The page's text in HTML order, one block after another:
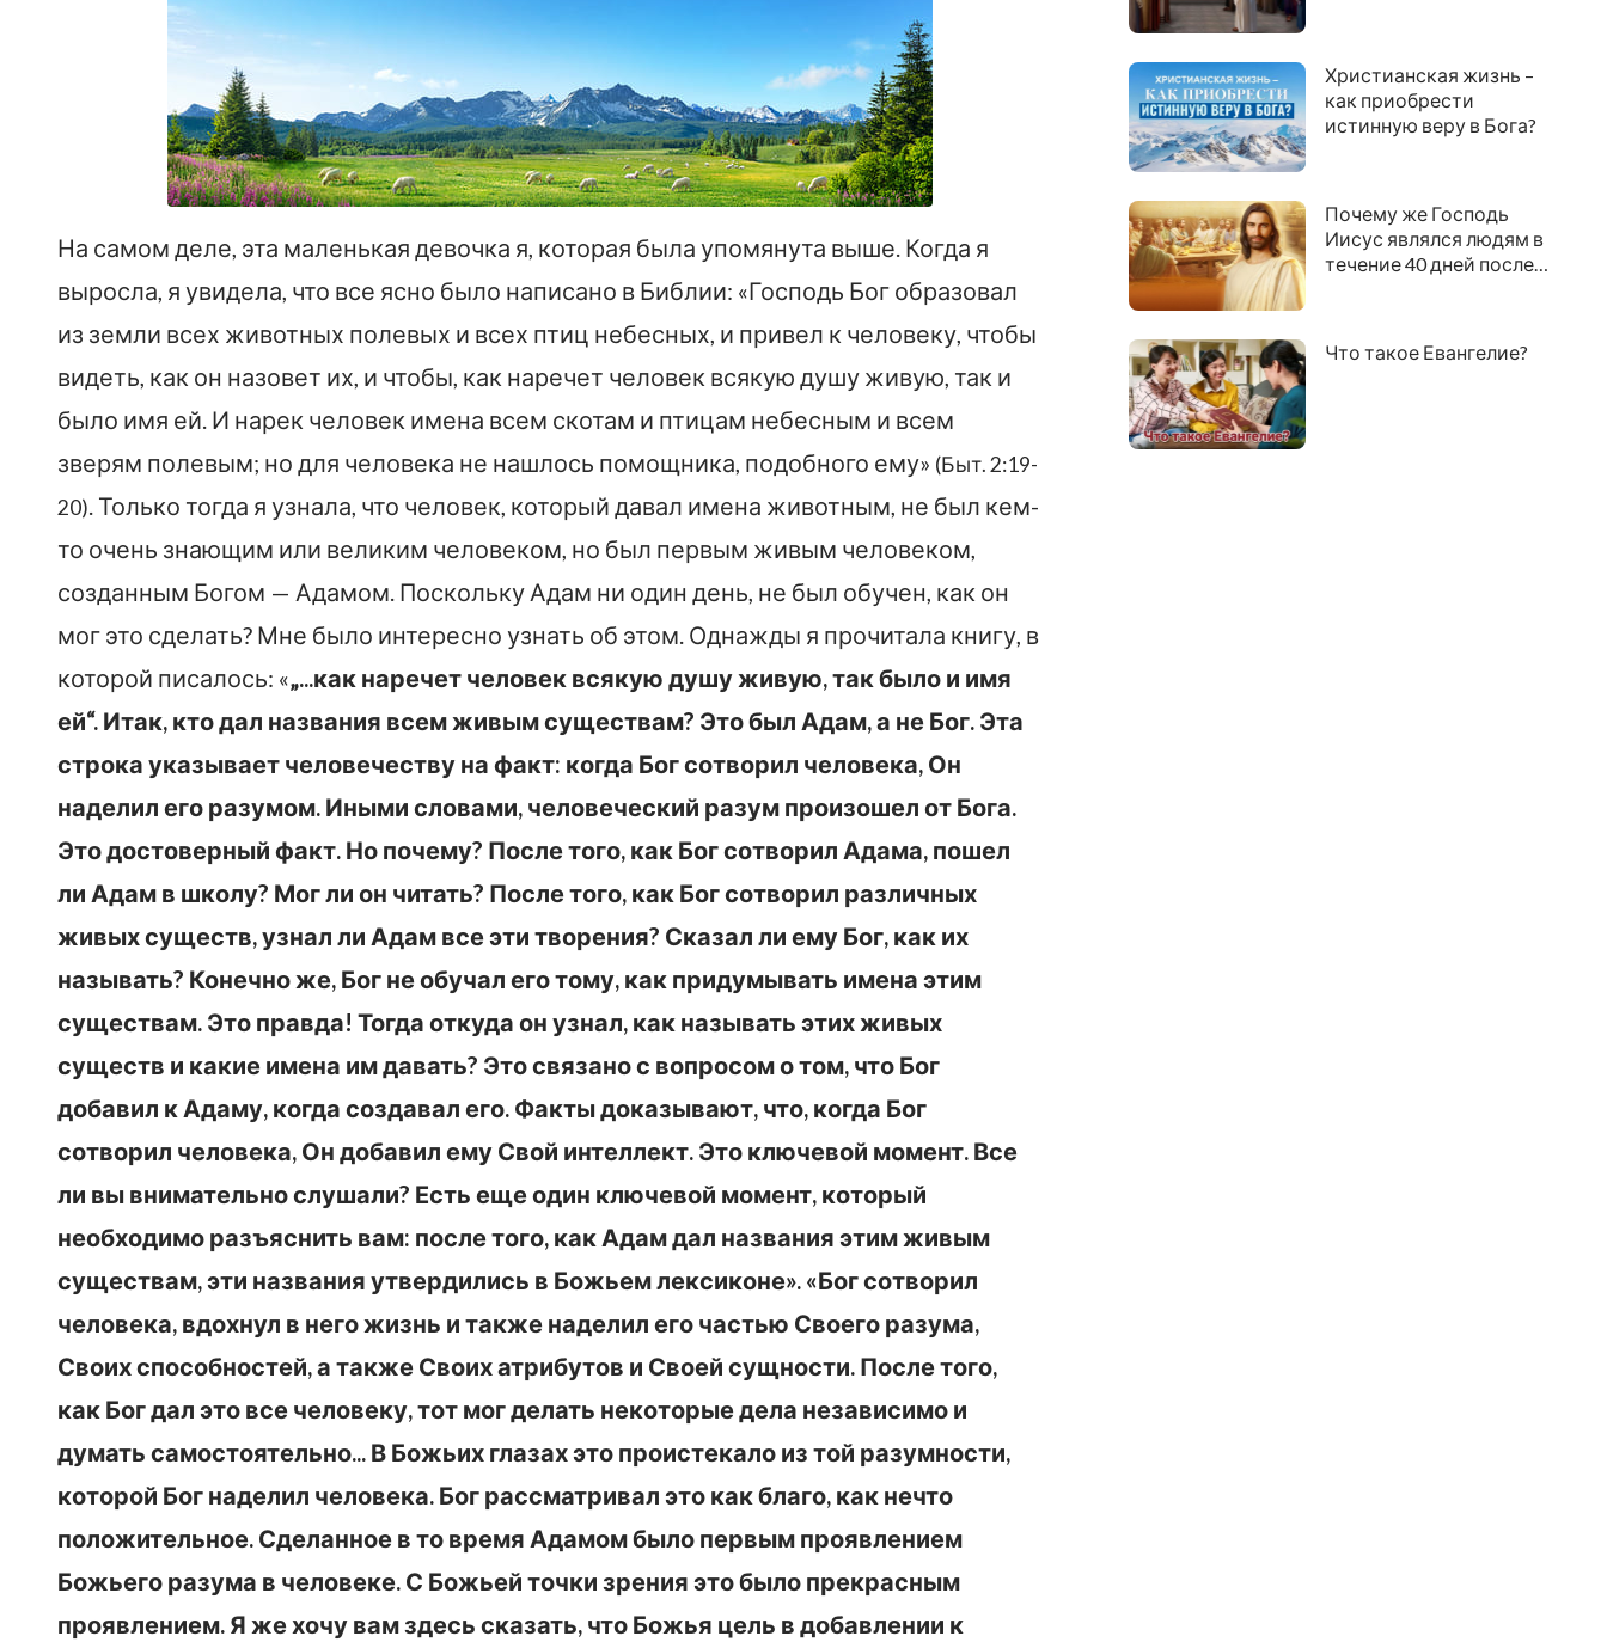
На самом деле, эта маленькая девочка я, которая была упомянута выше. Когда я
выросла, я увидела, что все ясно было написано в Библии: «Господь Бог образовал
из земли всех животных полевых и всех птиц небесных, и привел к человеку, чтобы
видеть, как он назовет их, и чтобы, как наречет человек всякую душу живую, так и
было имя ей. И нарек человек имена всем скотам и птицам небесным и всем
зверям полевым; но для человека не нашлось помощника, подобного ему» (Быт. 2:19-
20). Только тогда я узнала, что человек, который давал имена животным, не был кем-
то очень знающим или великим человеком, но был первым живым человеком,
созданным Богом — Адамом. Поскольку Адам ни один день, не был обучен, как он
мог это сделать? Мне было интересно узнать об этом. Однажды я прочитала книгу, в
которой писалось: «„...как наречет человек всякую душу живую, так было и имя
ей“. Итак, кто дал названия всем живым существам? Это был Адам, а не Бог. Эта
строка указывает человечеству на факт: когда Бог сотворил человека, Он
наделил его разумом. Иными словами, человеческий разум произошел от Бога.
Это достоверный факт. Но почему? После того, как Бог сотворил Адама, пошел
ли Адам в школу? Мог ли он читать? После того, как Бог сотворил различных
живых существ, узнал ли Адам все эти творения? Сказал ли ему Бог, как их
называть? Конечно же, Бог не обучал его тому, как придумывать имена этим
существам. Это правда! Тогда откуда он узнал, как называть этих живых
существ и какие имена им давать? Это связано с вопросом о том, что Бог
добавил к Адаму, когда создавал его. Факты доказывают, что, когда Бог
сотворил человека, Он добавил ему Свой интеллект. Это ключевой момент. Все
ли вы внимательно слушали? Есть еще один ключевой момент, который
необходимо разъяснить вам: после того, как Адам дал названия этим живым
существам, эти названия утвердились в Божьем лексиконе». «Бог сотворил
человека, вдохнул в него жизнь и также наделил его частью Своего разума,
Своих способностей, а также Своих атрибутов и Своей сущности. После того,
как Бог дал это все человеку, тот мог делать некоторые дела независимо и
думать самостоятельно... В Божьих глазах это проистекало из той разумности,
которой Бог наделил человека. Бог рассматривал это как благо, как нечто
положительное. Сделанное в то время Адамом было первым проявлением
Божьего разума в человеке. С Божьей точки зрения это было прекрасным
проявлением. Я же хочу вам здесь сказать, что Божья цель в добавлении к
Христианская жизнь –
как приобрести
истинную веру в Бога?
Почему же Господь
Иисус являлся людям в
течение 40 дней после
Что такое Евангелие?